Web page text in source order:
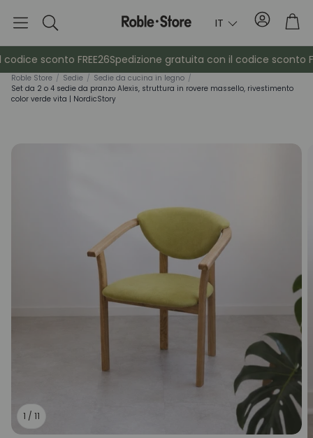
Ricerca IT Conto
Credenze
Armadietti
Appendiabiti Mobili
sconto FREE26Spedizione gratuita con il codice sconto
Roble Store / Sedie / Sedie da cucina in legno /
Set da 2 o 4 sedie da pranzo Alexis, struttura in rovere massello, rivestimento
color verde vita | NordicStory
1 / 11